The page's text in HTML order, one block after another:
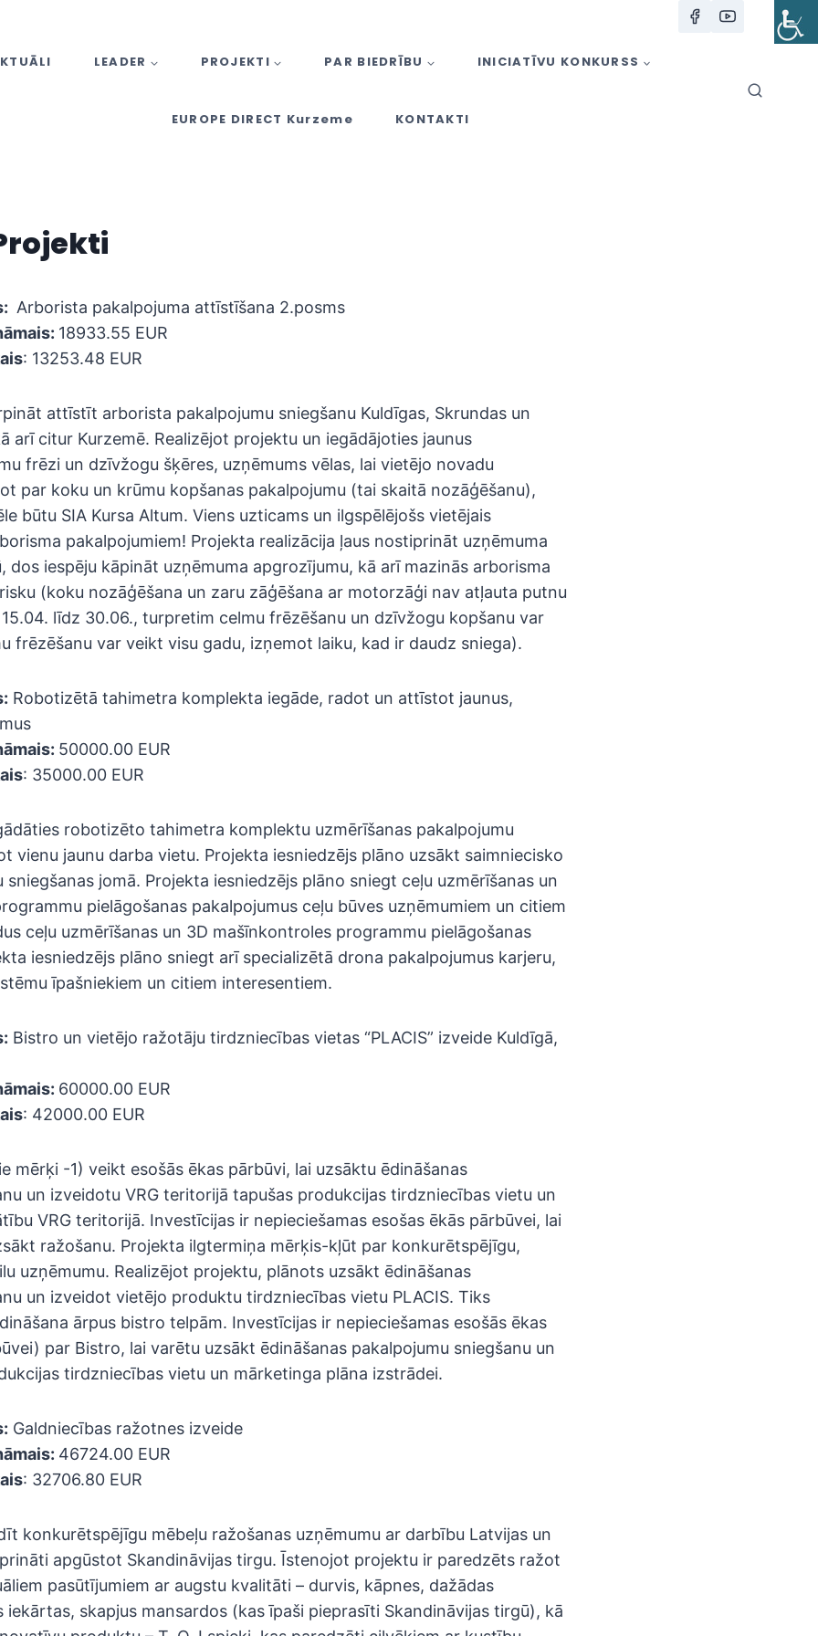
LEADER PROJEKTI PAR BIEDRĪBU INICIATĪVU KONKURSS
EUROPE DIRECT Kurzeme KONTAKTI
Arborista pakalpojuma attīstīšana 2.posms
18933.55 EUR
: 13253.48 EUR
attīstīt arborista pakalpojumu sniegšanu Kuldīgas, Skrundas un
arī citur Kurzemē. Realizējot projektu un iegādājoties jaunus
frēzi un dzīvžogu šķēres, uzņēmums vēlas, lai vietējo novadu
par koku un krūmu kopšanas pakalpojumu (tai skaitā nozāģēšanu),
būtu SIA Kursa Altum. Viens uzticams un ilgspēlējošs vietējais
pakalpojumiem! Projekta realizācija ļaus nostiprināt uzņēmuma
dos iespēju kāpināt uzņēmuma apgrozījumu, kā arī mazinās arborisma
(koku nozāģēšana un zaru zāģēšana ar motorzāģi nav atļauta putnu
līdz 30.06., turpretim celmu frēzēšanu un dzīvžogu kopšanu var
frēzēšanu var veikt visu gadu, izņemot laiku, kad ir daudz sniega).
Robotizētā tahimetra komplekta iegāde, radot un attīstot jaunus,
50000.00 EUR
: 35000.00 EUR
robotizēto tahimetra komplektu uzmērīšanas pakalpojumu
vienu jaunu darba vietu. Projekta iesniedzējs plāno uzsākt saimniecisko
jomā. Projekta iesniedzējs plāno sniegt ceļu uzmērīšanas un
pielāgošanas pakalpojumus ceļu būves uzņēmumiem un citiem
ceļu uzmērīšanas un 3D mašīnkontroles programmu pielāgošanas
iesniedzējs plāno sniegt arī specializētā drona pakalpojumus karjeru,
īpašniekiem un citiem interesentiem.
Bistro un vietējo ražotāju tirdzniecības vietas “PLACIS” izveide Kuldīgā,
60000.00 EUR
: 42000.00 EUR
mērķi -1) veikt esošās ēkas pārbūvi, lai uzsāktu ēdināšanas
un izveidotu VRG teritorijā tapušas produkcijas tirdzniecības vietu un
VRG teritorijā. Investīcijas ir nepieciešamas esošas ēkās pārbūvei, lai
ražošanu. Projekta ilgtermiņa mērķis-kļūt par konkurētspējīgu,
uzņēmumu. Realizējot projektu, plānots uzsākt ēdināšanas
un izveidot vietējo produktu tirdzniecības vietu PLACIS. Tiks
ārpus bistro telpām. Investīcijas ir nepieciešamas esošās ēkas
par Bistro, lai varētu uzsākt ēdināšanas pakalpojumu sniegšanu un
tirdzniecības vietu un mārketinga plāna izstrādei.
Galdniecības ražotnes izveide
46724.00 EUR
: 32706.80 EUR
konkurētspējīgu mēbeļu ražošanas uzņēmumu ar darbību Latvijas un
apgūstot Skandināvijas tirgu. Īstenojot projektu ir paredzēts ražot
pasūtījumiem ar augstu kvalitāti – durvis, kāpnes, dažādas
skapjus mansardos (kas īpaši pieprasīti Skandināvijas tirgū), kā